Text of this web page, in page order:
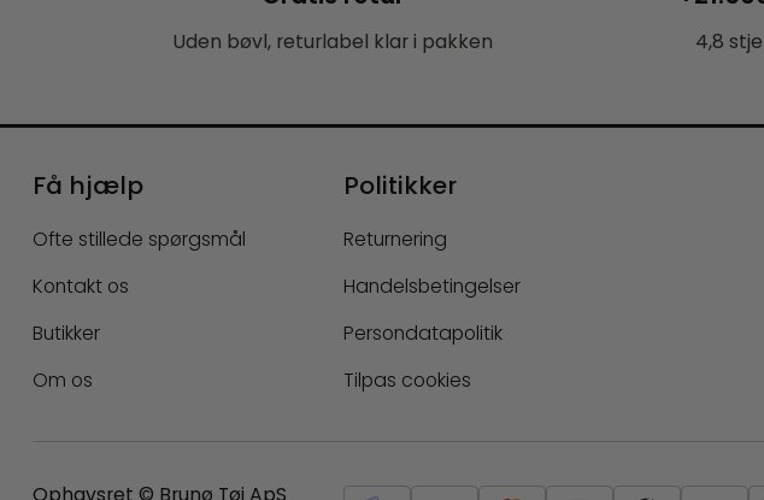
Uden bøvl, returlabel klar i pakken 4,8
Få hjælp
Ofte stillede spørgsmål
Kontakt os
Butikker
Om os
Politikker
Returnering
Handelsbetingelser
Persondatapolitik
Tilpas cookies